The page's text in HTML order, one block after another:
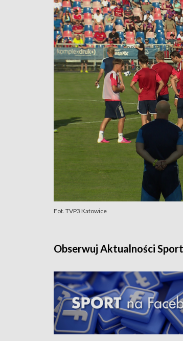
Fot. TVP3 Katowice
Obserwuj Aktualności